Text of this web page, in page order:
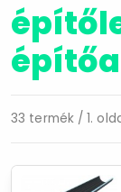
Ár szűrése
1 292 Ft
33 termék / 1.